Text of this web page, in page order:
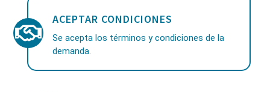
ACEPTAR CONDICIONES
Se acepta los términos y condiciones de la
demanda.